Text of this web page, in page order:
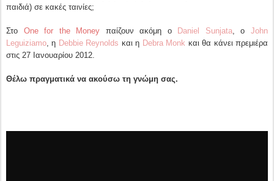
παιδιά) σε κακές ταινίες;
Στο One for the Money παίζουν ακόμη ο Daniel Sunjata, οJohn
Leguiziamo, η Debbie Reynolds και η Debra Monk και θα κάνει πρεμιέρα
στις 27 Ιανουαρίου 2012.
Θέλω πραγματικά να ακούσω τη γνώμη σας.